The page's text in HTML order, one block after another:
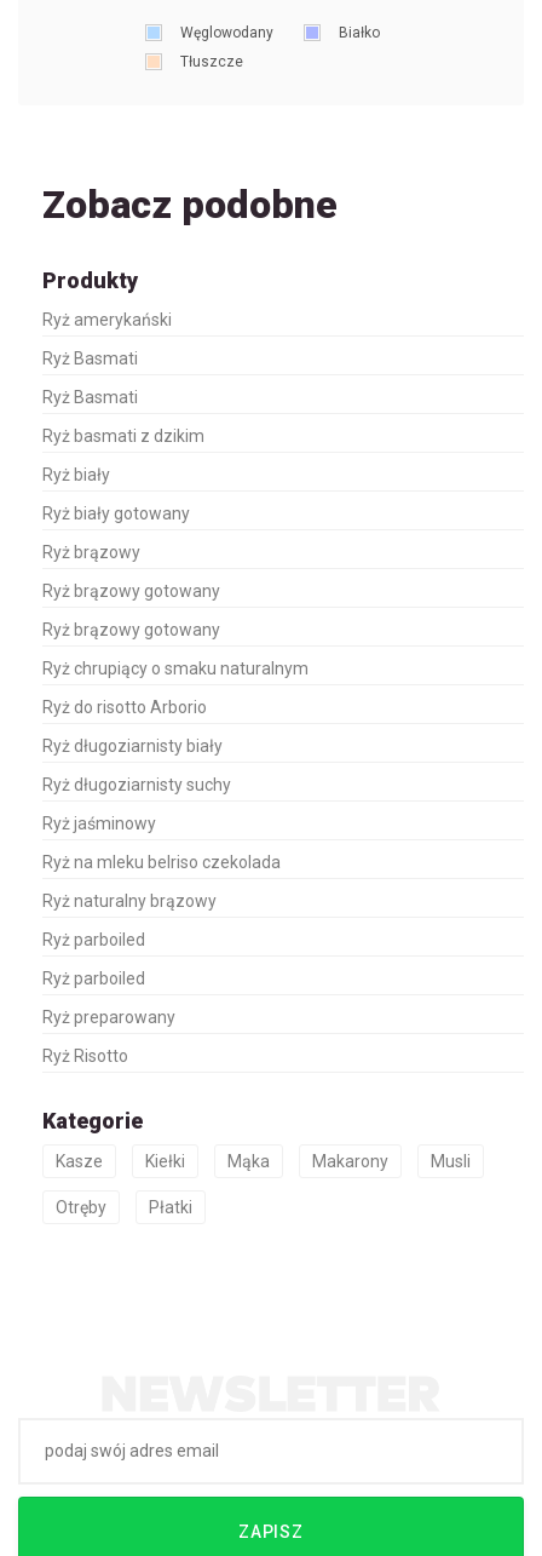
Węglowodany
Białko
Tłuszcze
Zobacz podobne
Produkty
Ryż amerykański
Ryż Basmati
Ryż Basmati
Ryż basmati z dzikim
Ryż biały
Ryż biały gotowany
Ryż brązowy
Ryż brązowy gotowany
Ryż brązowy gotowany
Ryż chrupiący o smaku naturalnym
Ryż do risotto Arborio
Ryż długoziarnisty biały
Ryż długoziarnisty suchy
Ryż jaśminowy
Ryż na mleku belriso czekolada
Ryż naturalny brązowy
Ryż parboiled
Ryż parboiled
Ryż preparowany
Ryż Risotto
Kategorie
Kasze Kiełki Mąka Makarony Musli
Otręby Płatki
ZAPISZ